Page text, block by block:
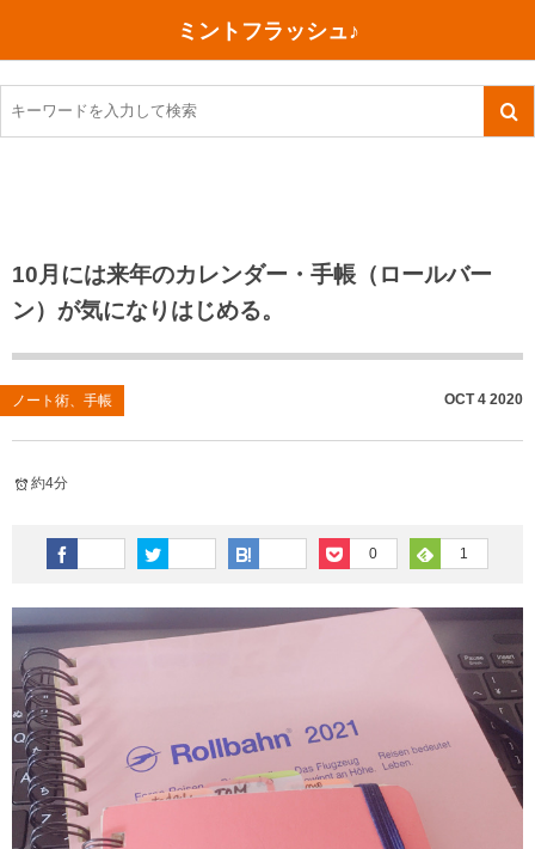
ミントフラッシュ♪
10月には来年のカレンダー・手帳（ロールバー
ン）が気になりはじめる。
ノート術、手帳 OCT 4 2020
約4分
0 1
TOEIC感想・結果
TOEIC800点への道
TOEIC（作戦・ノウハウなど）
TOEIC700点への道
英単語
その他英語関連
今日買った本
ご朱印帳めぐり
川越（埼玉県）
沖縄
神戸
行ってきたあれこれ
旅行関連あれこれ
ファスティング
コスメ
ダイエット
健康あれこれ
美容あれこれ
食べ物
今日の一枚
月、星、宇宙